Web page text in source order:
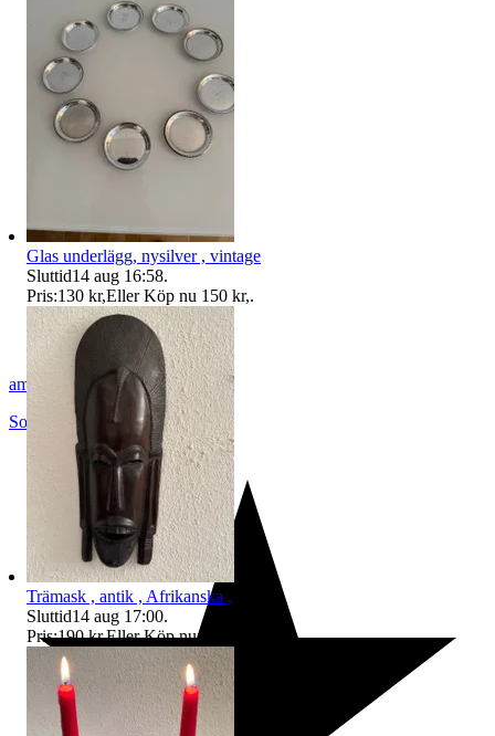
amin48
Solna
Sverige
Glas underlägg, nysilver , vintage
Sluttid14 aug 16:58.
Pris:130 kr,Eller Köp nu 150 kr,.
Trämask , antik , Afrikanska ,
Sluttid14 aug 17:00.
Pris:190 kr,Eller Köp nu